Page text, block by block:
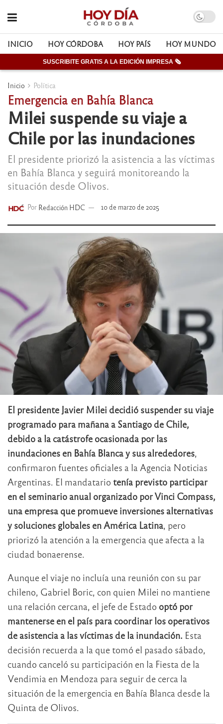
INICIO HOY CÓRDOBA HOY PAÍS HOY MUNDO
SUSCRIBITE GRATIS A LA EDICIÓN IMPRESA 🗞
Inicio Política
Emergencia en Bahía Blanca
Milei suspende su viaje a
Chile por las inundaciones
El presidente priorizó la asistencia a las víctimas
en Bahía Blanca y seguirá monitoreando la
situación desde Olivos.
Por Redacción HDC 10 de marzo de 2025
El presidente Javier Milei decidió suspender su viaje
programado para mañana a Santiago de Chile,
debido a la catástrofe ocasionada por las
inundaciones en Bahía Blanca y sus alrededores,
confirmaron fuentes oficiales a la Agencia Noticias
Argentinas. El mandatario tenía previsto participar
en el seminario anual organizado por Vinci Compass,
una empresa que promueve inversiones alternativas
y soluciones globales en América Latina, pero
priorizó la atención a la emergencia que afecta a la
ciudad bonaerense.
Aunque el viaje no incluía una reunión con su par
chileno, Gabriel Boric, con quien Milei no mantiene
una relación cercana, el jefe de Estado optó por
mantenerse en el país para coordinar los operativos
de asistencia a las víctimas de la inundación. Esta
decisión recuerda a la que tomó el pasado sábado,
cuando canceló su participación en la Fiesta de la
Vendimia en Mendoza para seguir de cerca la
situación de la emergencia en Bahía Blanca desde la
Quinta de Olivos.